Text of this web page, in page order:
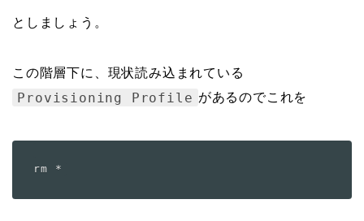
としましょう。
この階層下に、現状読み込まれている
Provisioning Profile があるのでこれを